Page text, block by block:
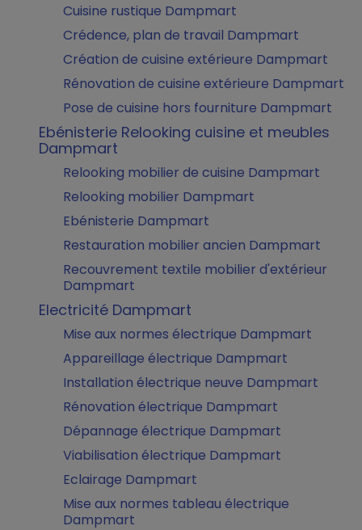
Cuisine rustique Dampmart
Crédence, plan de travail Dampmart
Création de cuisine extérieure Dampmart
Rénovation de cuisine extérieure Dampmart
Pose de cuisine hors fourniture Dampmart
Ebénisterie Relooking cuisine et meubles
Dampmart
Relooking mobilier de cuisine Dampmart
Relooking mobilier Dampmart
Ebénisterie Dampmart
Restauration mobilier ancien Dampmart
Recouvrement textile mobilier d'extérieur
Dampmart
Electricité Dampmart
Mise aux normes électrique Dampmart
Appareillage électrique Dampmart
Installation électrique neuve Dampmart
Rénovation électrique Dampmart
Dépannage électrique Dampmart
Viabilisation électrique Dampmart
Eclairage Dampmart
Mise aux normes tableau électrique
Dampmart